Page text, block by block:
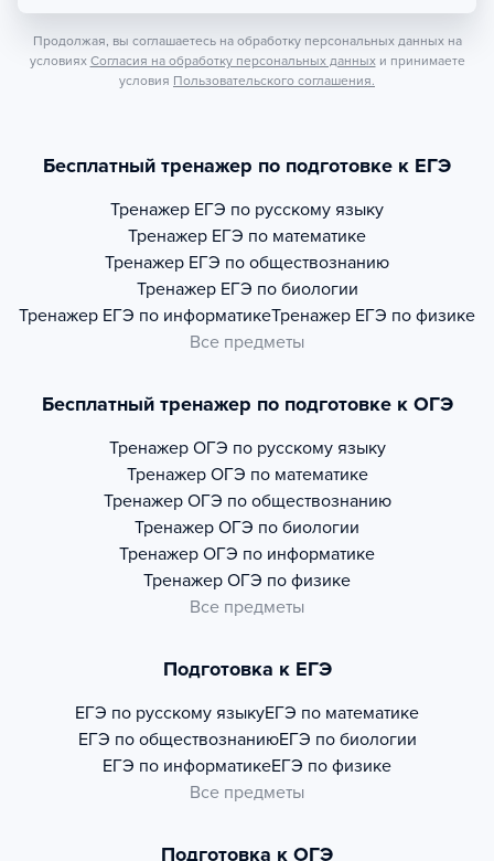
Продолжая, вы соглашаетесь на обработку персональных данных на
условиях Согласия на обработку персональных данных и принимаете
условия Пользовательского соглашения.
Бесплатный тренажер по подготовке к ЕГЭ
Тренажер ЕГЭ по русскому языку
Тренажер ЕГЭ по математике
Тренажер ЕГЭ по обществознанию
Тренажер ЕГЭ по биологии
Тренажер ЕГЭ по информатикеТренажер ЕГЭ по физике
Все предметы
Бесплатный тренажер по подготовке к ОГЭ
Тренажер ОГЭ по русскому языку
Тренажер ОГЭ по математике
Тренажер ОГЭ по обществознанию
Тренажер ОГЭ по биологии
Тренажер ОГЭ по информатике
Тренажер ОГЭ по физике
Все предметы
Подготовка к ЕГЭ
ЕГЭ по русскому языкуЕГЭ по математике
ЕГЭ по обществознаниюЕГЭ по биологии
ЕГЭ по информатикеЕГЭ по физике
Все предметы
Подготовка к ОГЭ